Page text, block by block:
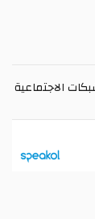
الاجتماعية